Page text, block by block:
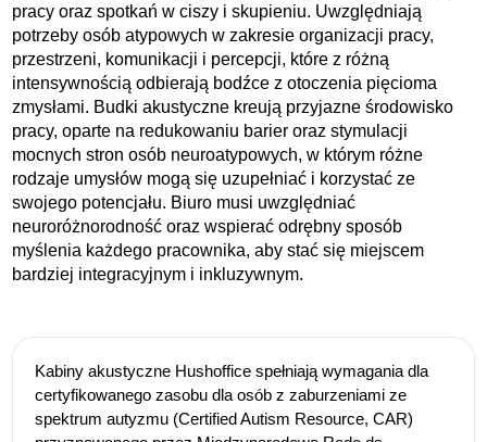
pracy oraz spotkań w ciszy i skupieniu. Uwzględniają
potrzeby osób atypowych w zakresie organizacji pracy,
przestrzeni, komunikacji i percepcji, które z różną
intensywnością odbierają bodźce z otoczenia pięcioma
zmysłami. Budki akustyczne kreują przyjazne środowisko
pracy, oparte na redukowaniu barier oraz stymulacji
mocnych stron osób neuroatypowych, w którym różne
rodzaje umysłów mogą się uzupełniać i korzystać ze
swojego potencjału. Biuro musi uwzględniać
neuroróżnorodność oraz wspierać odrębny sposób
myślenia każdego pracownika, aby stać się miejscem
bardziej integracyjnym i inkluzywnym.
Kabiny akustyczne Hushoffice spełniają wymagania dla
certyfikowanego zasobu dla osób z zaburzeniami ze
spektrum autyzmu (Certified Autism Resource, CAR)